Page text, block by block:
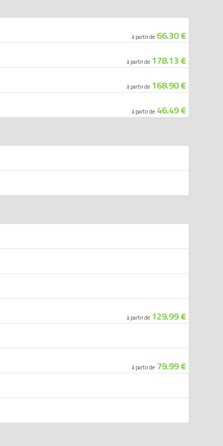
à partir de 66.30 €
à partir de 178.13 €
à partir de 168.90 €
à partir de 46.49 €
à partir de 129.99 €
à partir de 79.99 €